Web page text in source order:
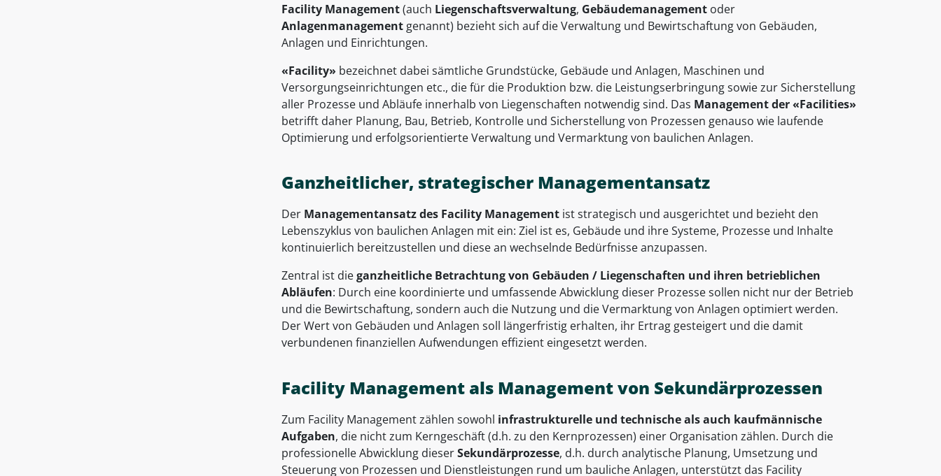
Facility Management(auch Liegenschaftsverwaltung, Gebäudemanagement oder
Anlagenmanagement genannt) bezieht sich auf die Verwaltung und Bewirtschaftung von Gebäuden,
Anlagen und Einrichtungen.
«Facility» bezeichnet dabei sämtliche Grundstücke, Gebäude und Anlagen, Maschinen und
Versorgungseinrichtungen etc., die für die Produktion bzw. die Leistungserbringung sowie zur Sicherstellung
aller Prozesse und Abläufe innerhalb von Liegenschaften notwendig sind. Das Management der «Facilities»
betrifft daher Planung, Bau, Betrieb, Kontrolle und Sicherstellung von Prozessen genauso wie laufende
Optimierung und erfolgsorientierte Verwaltung und Vermarktung von baulichen Anlagen.
Ganzheitlicher, strategischer Managementansatz
Der Managementansatz des Facility Management ist strategisch und ausgerichtet und bezieht den
Lebenszyklus von baulichen Anlagen mit ein: Ziel ist es, Gebäude und ihre Systeme, Prozesse und Inhalte
kontinuierlich bereitzustellen und diese an wechselnde Bedürfnisse anzupassen.
Zentral ist dieganzheitliche Betrachtung von Gebäuden / Liegenschaften und ihren betrieblichen
Abläufen: Durch eine koordinierte und umfassende Abwicklung dieser Prozesse sollen nicht nur der Betrieb
und die Bewirtschaftung, sondern auch die Nutzung und die Vermarktung von Anlagen optimiert werden.
Der Wert von Gebäuden und Anlagen soll längerfristig erhalten, ihr Ertrag gesteigert und die damit
verbundenen finanziellen Aufwendungen effizient eingesetzt werden.
Facility Management als Management von Sekundärprozessen
Zum Facility Management zählen sowohl infrastrukturelle und technische als auch kaufmännische
Aufgaben, die nicht zum Kerngeschäft (d.h. zu den Kernprozessen) einer Organisation zählen. Durch die
professionelle Abwicklung dieserSekundärprozesse, d.h. durch analytische Planung, Umsetzung und
Steuerung von Prozessen und Dienstleistungen rund um bauliche Anlagen, unterstützt das Facility